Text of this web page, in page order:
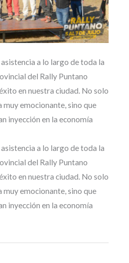
a lo largo de toda la
del Rally Puntano
en nuestra ciudad. No solo
muy emocionante, sino que
inyección en la economía
a lo largo de toda la
del Rally Puntano
en nuestra ciudad. No solo
muy emocionante, sino que
inyección en la economía